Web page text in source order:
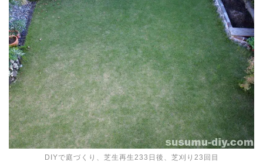
DIYで庭づくり、芝生再生233日後、芝刈り23回目